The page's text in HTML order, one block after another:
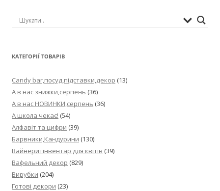
КАТЕГОРІЇ ТОВАРІВ
Candy bar,посуд,підставки,декор (13)
А в нас знижки,серпень (36)
А в нас НОВИНКИ,серпень (36)
А школа чекає! (54)
Алфавіт та цифри (39)
Барвники,Кандурини (130)
Вайнери+інвентар для квітів (39)
Вафельний декор (829)
Вирубки (204)
Готові декори (23)